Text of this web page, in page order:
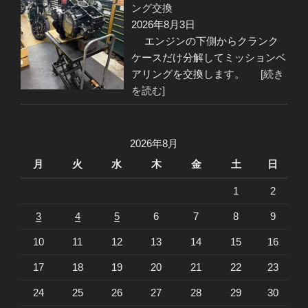
ング交換
2026年8月3日
エンジンの下側からクランク
ケースだけ分解してミッションベ
アリングを交換します。 [続き
を読む]
2026年8月
月
火 水 木 金 土 日
1 2
3 4 5 6 7 8 9
10 11 12 13 14 15 16
17 18 19 20 21 22 23
24 25 26 27 28 29 30